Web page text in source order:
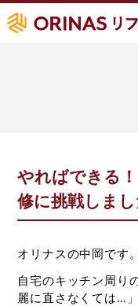
LIXIL認定の
お客様の声
事例紹介
よくあるご質
やればできる
修に挑戦しまし
オリナスの中岡です。
自宅のキッチン周り
麗に直さなくては…